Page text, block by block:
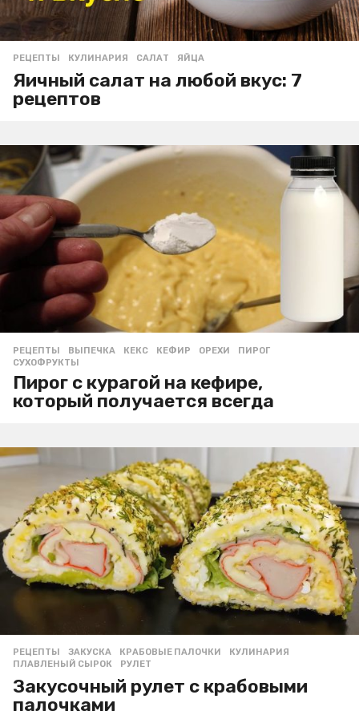
РЕЦЕПТЫ КУЛИНАРИЯ ,САЛАТ ,ЯЙЦА
Яичный салат на любой вкус: 7
рецептов
РЕЦЕПТЫ ВЫПЕЧКА ,КЕКС ,КЕФИР ,ОРЕХИ ,ПИРОГ
СУХОФРУКТЫ
Пирог с курагой на кефире,
который получается всегда
РЕЦЕПТЫ ЗАКУСКА ,КРАБОВЫЕ ПАЛОЧКИ ,КУЛИНАРИЯ
ПЛАВЛЕНЫЙ СЫРОК
,РУЛЕТ
Закусочный рулет с крабовыми
палочками